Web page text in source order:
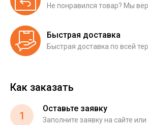
Не понравился товар? Мы
Быстрая доставка
Быстрая доставка по всей
Как заказать
1
Оставьте заявку
Заполните заявку на сайте